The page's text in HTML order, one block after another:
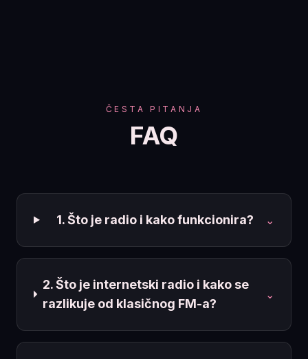
ČESTA PITANJA
FAQ
1. Što je radio i kako funkcionira? ⌄
2. Što je internetski radio i kako se
razlikuje od klasičnog FM-a?
⌄